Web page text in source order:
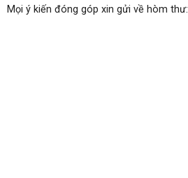
Mọi ý kiến đóng góp xin gửi về hòm thư: